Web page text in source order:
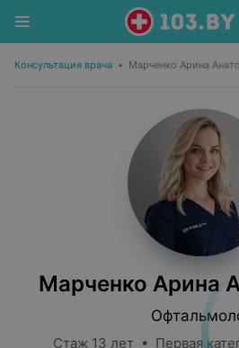
Консультация врача • Марченко Арина
Марченко Арина
Стаж 13 лет • Первая